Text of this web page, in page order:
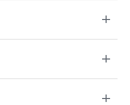
チ シリーズ
チ の新品買取価格
シリーズ
の新品買取価格